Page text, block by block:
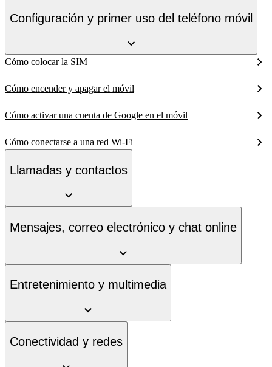
Configuración y primer uso del teléfono móvil
Cómo colocar la SIM
Cómo encender y apagar el móvil
Cómo activar una cuenta de Google en el móvil
Cómo conectarse a una red Wi-Fi
Llamadas y contactos
Mensajes, correo electrónico y chat online
Entretenimiento y multimedia
Conectividad y redes